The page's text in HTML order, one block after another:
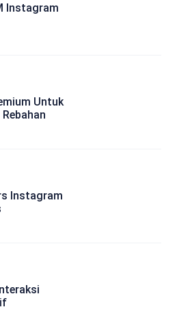
Instagram
Untuk
Instagram